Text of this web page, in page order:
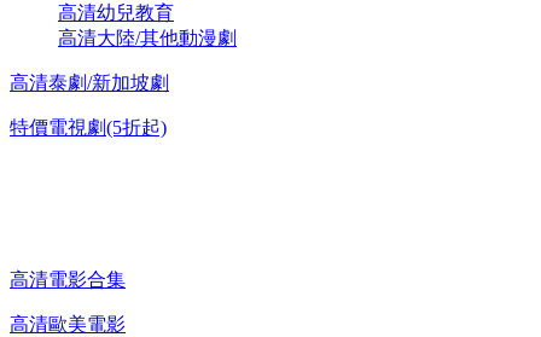
高清幼兒教育
高清大陸/其他動漫劇
高清泰劇/新加坡劇
特價電視劇(5折起)
高清電影合集
高清歐美電影